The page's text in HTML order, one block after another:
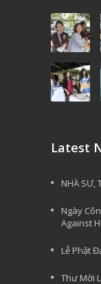
Latest
NHÀ SƯ,
Ngày
Against
Lễ Phật
Thư Mời